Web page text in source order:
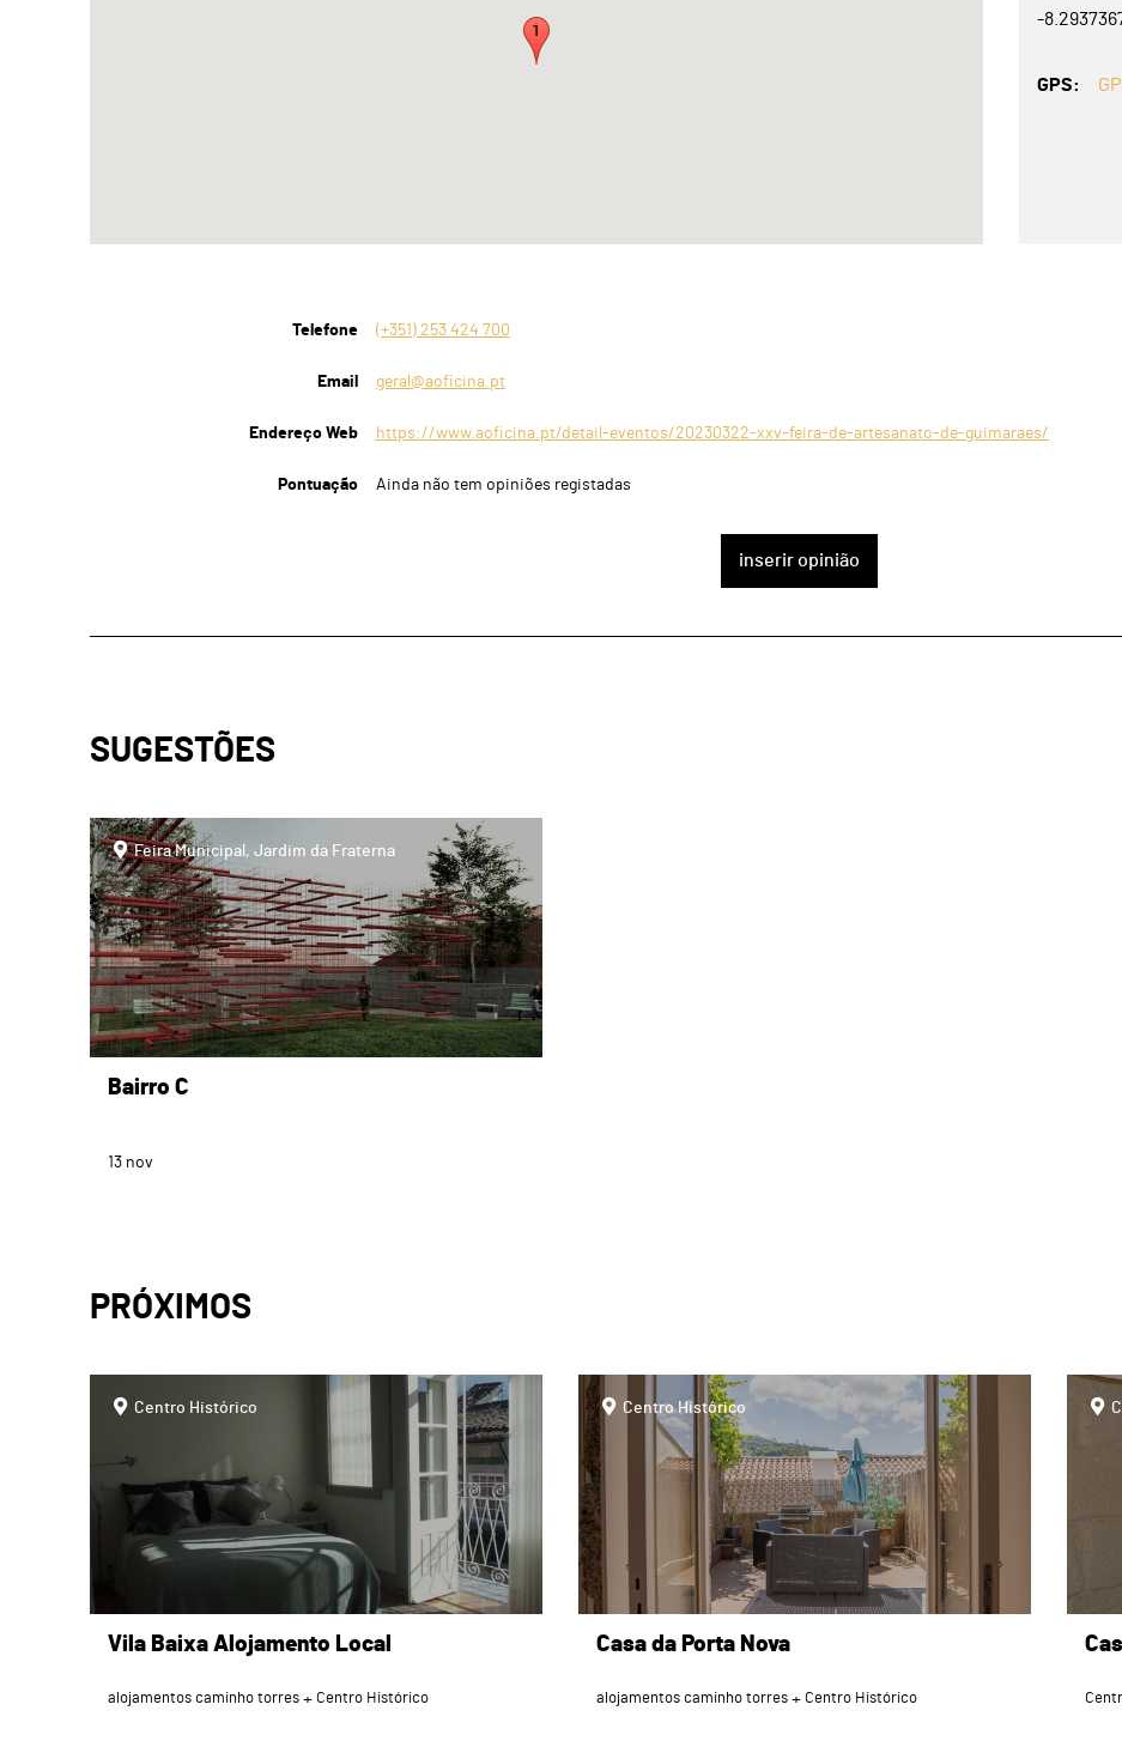
-
GPS
Telefone (+351) 253 424 700
Email geral@aoficina.pt
Endereço Web https://www.aoficina.pt/detail-eventos/20230322-xxv-feira-de-artesanato-de-guimaraes/
Pontuação Ainda não tem opiniões registadas
inserir opinião
SUGESTÕES
pageFeira Municipal, Jardim da Fraterna
Bairro C
13 nov
PRÓXIMOS
pageCentro Histórico
Vila Baixa Alojamento Local
alojamentos caminho torres Centro Histórico
pageCentro Histórico
Casa da Porta Nova
alojamentos caminho torres Centro Histórico